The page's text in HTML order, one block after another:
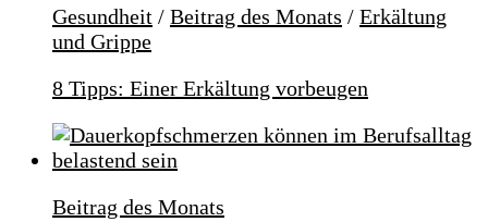
Gesundheit / Beitrag des Monats / Erkältung
und Grippe
8 Tipps: Einer Erkältung vorbeugen
Beitrag des Monats